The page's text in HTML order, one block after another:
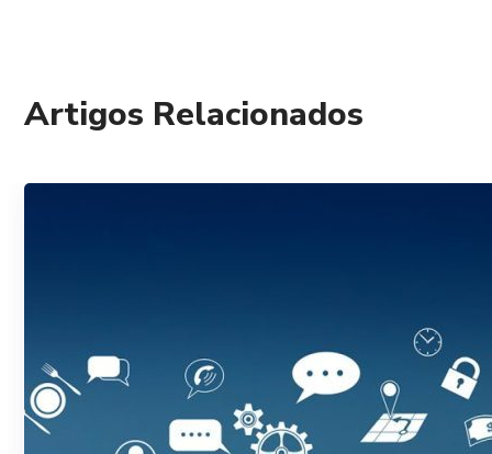
Artigos Relacionados